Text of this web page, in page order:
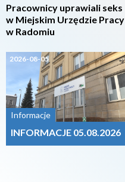
Pracownicy uprawiali seks
w Miejskim Urzędzie Pracy
w Radomiu
2026-08-05
Informacje
INFORMACJE 05.08.2026